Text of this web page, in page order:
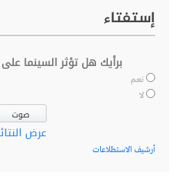
إستفتاء
برأيك هل تؤثر السينما
نعم
لا
عرض
أرشيف الاستطلاعات